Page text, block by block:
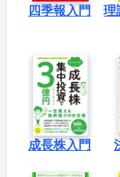
四季報入門
理
成長株入門